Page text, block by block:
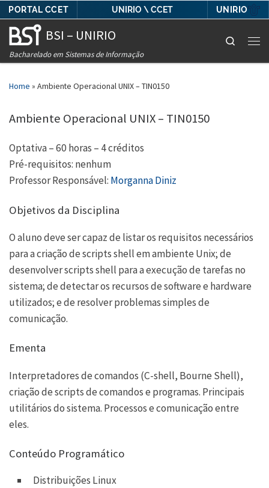
PORTAL CCET UNIRIO \ CCET UNIRIO
Skip to content
BSI – UNIRIO
Bacharelado em Sistemas de Informação
Search
Home » Ambiente Operacional UNIX – TIN0150
Ambiente Operacional UNIX – TIN0150
Optativa – 60 horas – 4 créditos
Pré-requisitos: nenhum
Professor Responsável: Morganna Diniz
Objetivos da Disciplina
O aluno deve ser capaz de listar os requisitos necessários
para a criação de scripts shell em ambiente Unix; de
desenvolver scripts shell para a execução de tarefas no
sistema; de detectar os recursos de software e hardware
utilizados; e de resolver problemas simples de
comunicação.
Ementa
Interpretadores de comandos (C-shell, Bourne Shell),
criação de scripts de comandos e programas. Principais
utilitários do sistema. Processos e comunicação entre
eles.
Conteúdo Programático
Distribuições Linux